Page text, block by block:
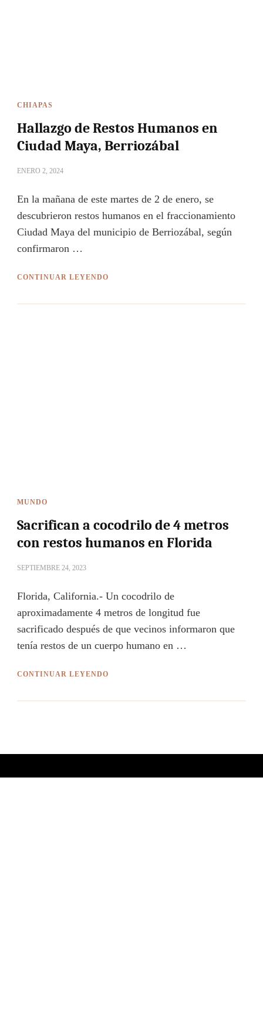
CHIAPAS
Hallazgo de Restos Humanos en
Ciudad Maya, Berriozábal
ENERO 2, 2024
En la mañana de este martes de 2 de enero, se
descubrieron restos humanos en el fraccionamiento
Ciudad Maya del municipio de Berriozábal, según
confirmaron …
CONTINUAR LEYENDO
MUNDO
Sacrifican a cocodrilo de 4 metros
con restos humanos en Florida
SEPTIEMBRE 24, 2023
Florida, California.- Un cocodrilo de
aproximadamente 4 metros de longitud fue
sacrificado después de que vecinos informaron que
tenía restos de un cuerpo humano en …
CONTINUAR LEYENDO